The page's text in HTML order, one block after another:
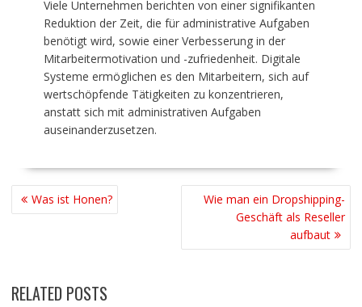
Viele Unternehmen berichten von einer signifikanten
Reduktion der Zeit, die für administrative Aufgaben
benötigt wird, sowie einer Verbesserung in der
Mitarbeitermotivation und -zufriedenheit. Digitale
Systeme ermöglichen es den Mitarbeitern, sich auf
wertschöpfende Tätigkeiten zu konzentrieren,
anstatt sich mit administrativen Aufgaben
auseinanderzusetzen.
BEITRAGSNAVIGATION
Was ist Honen?
Wie man ein Dropshipping-
Geschäft als Reseller
aufbaut
RELATED POSTS